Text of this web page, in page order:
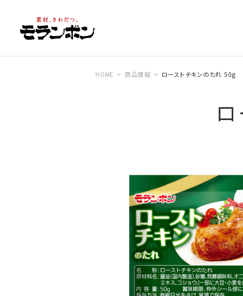
HOME 商品情報 ローストチキンのたれ 50g